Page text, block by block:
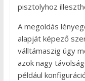
pisztolyhoz
A megoldás
alapját képező
válltámaszig úgy
azok nagy
például